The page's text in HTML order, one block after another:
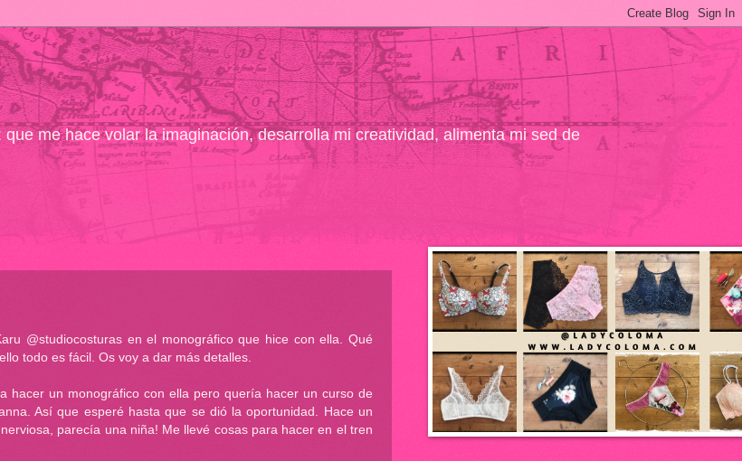
me hace volar la imaginación, desarrolla mi creatividad, alimenta mi sed de
@studiocosturas en el monográfico que hice con ella. Qué
todo es fácil. Os voy a dar más detalles.
hacer un monográfico con ella pero quería hacer un curso de
Así que esperé hasta que se dió la oportunidad. Hace un
parecía una niña! Me llevé cosas para hacer en el tren